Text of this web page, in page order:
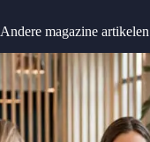
Andere magazine artikelen